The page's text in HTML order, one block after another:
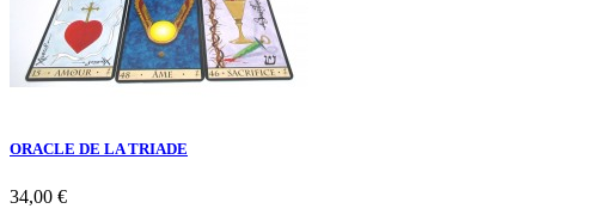
ORACLE DE LA TRIADE
34,00 €